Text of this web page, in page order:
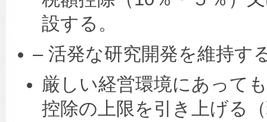
設する。
– 活発な研究開発を維持す
厳しい経営環境にあって
控除の上限を引き上げる